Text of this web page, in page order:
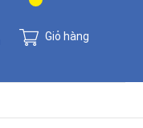
Giỏ hàng